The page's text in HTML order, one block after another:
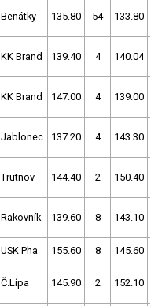
Benátky 135.80 54 133.80
KK Brand 139.40 4 140.04
KK Brand 147.00 4 139.00
Jablonec 137.20 4 143.30
Trutnov 144.40 2 150.40
Rakovník 139.60 8 143.10
USK Pha 155.60 8 145.60
Č.Lípa 145.90 2 152.10